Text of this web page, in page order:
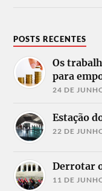
POSTS RECENTES
Os
para
24 DE
Estação
22 DE
Derrotar
11 DE